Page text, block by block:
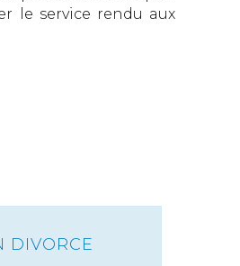
le service rendu aux
DIVORCE